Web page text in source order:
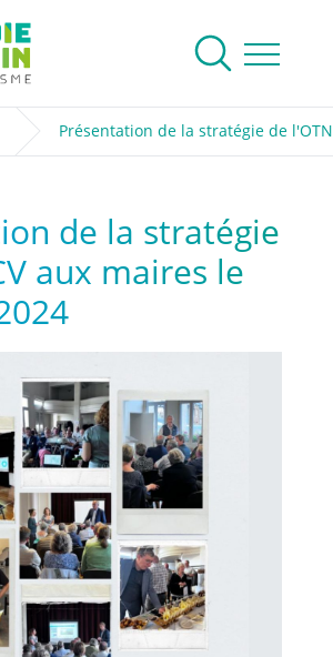
Ouvrir le
Rechercher
Présentation de la stratégie de
de la stratégie
aux maires le